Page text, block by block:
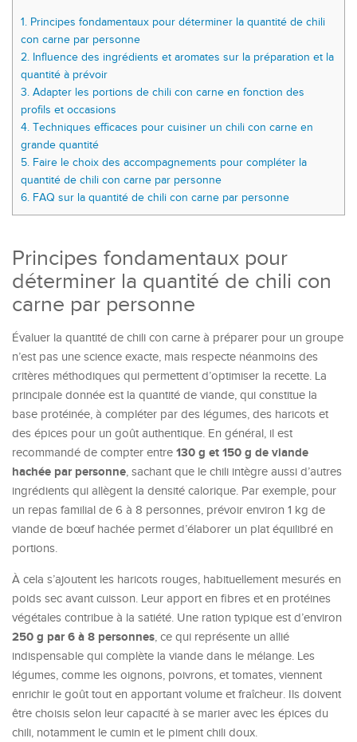
1. Principes fondamentaux pour déterminer la quantité de chili
con carne par personne
2. Influence des ingrédients et aromates sur la préparation et la
quantité à prévoir
3. Adapter les portions de chili con carne en fonction des
profils et occasions
4. Techniques efficaces pour cuisiner un chili con carne en
grande quantité
5. Faire le choix des accompagnements pour compléter la
quantité de chili con carne par personne
6. FAQ sur la quantité de chili con carne par personne
Principes fondamentaux pour
déterminer la quantité de chili con
carne par personne
Évaluer la quantité de chili con carne à préparer pour un groupe
n’est pas une science exacte, mais respecte néanmoins des
critères méthodiques qui permettent d’optimiser la recette. La
principale donnée est la quantité de viande, qui constitue la
base protéinée, à compléter par des légumes, des haricots et
des épices pour un goût authentique. En général, il est
recommandé de compter entre 130 g et 150 g de viande
hachée par personne, sachant que le chili intègre aussi d’autres
ingrédients qui allègent la densité calorique. Par exemple, pour
un repas familial de 6 à 8 personnes, prévoir environ 1 kg de
viande de bœuf hachée permet d’élaborer un plat équilibré en
portions.
À cela s’ajoutent les haricots rouges, habituellement mesurés en
poids sec avant cuisson. Leur apport en fibres et en protéines
végétales contribue à la satiété. Une ration typique est d’environ
250 g par 6 à 8 personnes, ce qui représente un allié
indispensable qui complète la viande dans le mélange. Les
légumes, comme les oignons, poivrons, et tomates, viennent
enrichir le goût tout en apportant volume et fraîcheur. Ils doivent
être choisis selon leur capacité à se marier avec les épices du
chili, notamment le cumin et le piment chili doux.